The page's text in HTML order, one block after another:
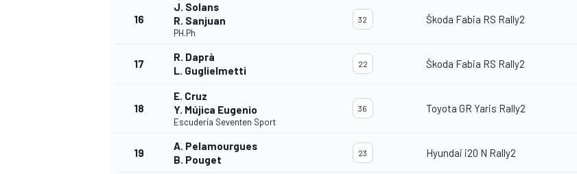
MÁS CATEGORÍAS
16
J. Solans
R. Sanjuan
PH.Ph
32 Škoda Fabia RS Rally2
17
R. Daprà
L. Guglielmetti
22 Škoda Fabia RS Rally2
18
E. Cruz
Y. Mújica Eugenio
Escudería Seventen Sport
36 Toyota GR Yaris Rally2
19
A. Pelamourgues
B. Pouget
23 Hyundai i20 N Rally2